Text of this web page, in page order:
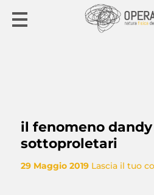
il fenomeno
sottoproletari
29 Maggio 2019 Lascia il tuo